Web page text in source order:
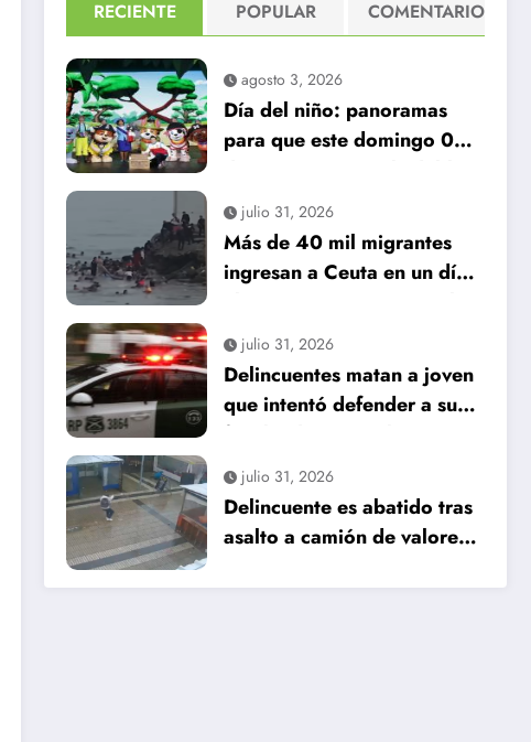
RECIENTE POPULAR COMENTARIO
agosto 3, 2026
Día del niño: panoramas
para que este domingo 09
julio 31, 2026
Más de 40 mil migrantes
ingresan a Ceuta en un día:
crisis.
julio 31, 2026
Delincuentes matan a joven
que intentó defender a su
familia durante robo en
Huechuraba
julio 31, 2026
Delincuente es abatido tras
asalto a camión de valores